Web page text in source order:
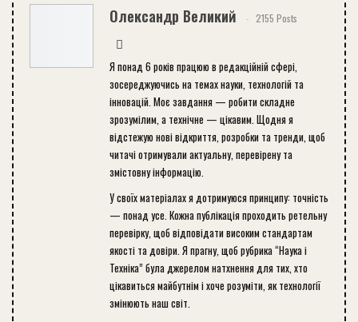
Олександр Великий 2155 Posts
Я понад 6 років працюю в редакційній сфері,
зосереджуючись на темах науки, технологій та
інновацій. Моє завдання — робити складне
зрозумілим, а технічне — цікавим. Щодня я
відстежую нові відкриття, розробки та тренди, щоб
читачі отримували актуальну, перевірену та
змістовну інформацію.
У своїх матеріалах я дотримуюся принципу: точність
— понад усе. Кожна публікація проходить ретельну
перевірку, щоб відповідати високим стандартам
якості та довіри. Я прагну, щоб рубрика “Наука і
Техніка” була джерелом натхнення для тих, хто
цікавиться майбутнім і хоче розуміти, як технології
змінюють наш світ.